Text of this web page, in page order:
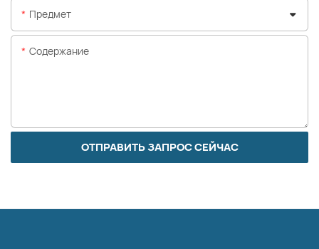
Предмет
Содержание
ОТПРАВИТЬ ЗАПРОС СЕЙЧАС